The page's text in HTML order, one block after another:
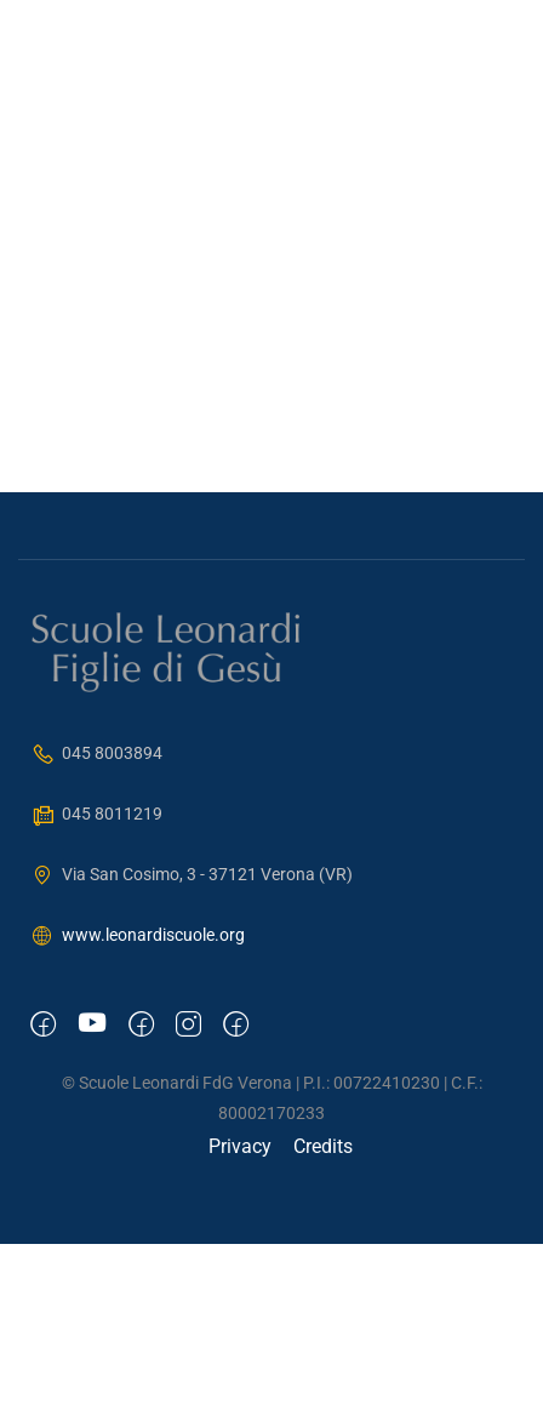
045 8003894
045 8011219
Via San Cosimo, 3 - 37121 Verona (VR)
www.leonardiscuole.org
© Scuole Leonardi FdG Verona | P.I.: 00722410230 | C.F.:
80002170233
Privacy Credits